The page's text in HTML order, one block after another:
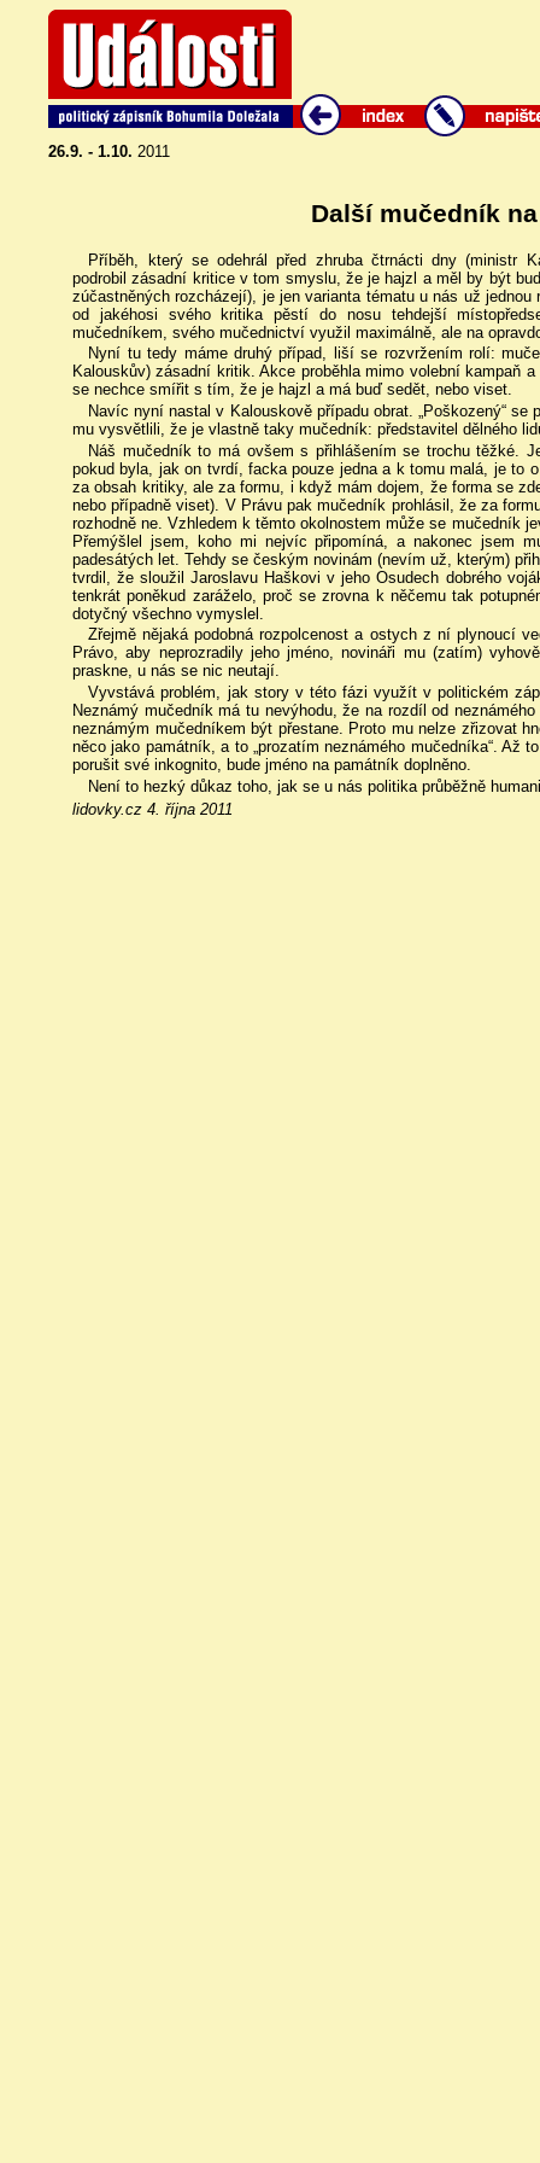
26.9. - 1.10. 2011
Další mučedník
Příběh, který se odehrál před zhruba čtrnácti dny (ministr
podrobil zásadní kritice v tom smyslu, že je hajzl a měl by být
zúčastněných rozcházejí), je jen varianta tématu u nás už
od jakéhosi svého kritika pěstí do nosu tehdejší
mučedníkem, svého mučednictví využil maximálně, ale na
Nyní tu tedy máme druhý případ, liší se rozvržením rolí:
Kalouskův) zásadní kritik. Akce proběhla mimo volební kampaň
se nechce smířit s tím, že je hajzl a má buď sedět, nebo viset.
Navíc nyní nastal v Kalouskově případu obrat. „Poškozený“
mu vysvětlili, že je vlastně taky mučedník: představitel dělného
Náš mučedník to má ovšem s přihlášením se trochu těžké.
pokud byla, jak on tvrdí, facka pouze jedna a k tomu malá, je to
za obsah kritiky, ale za formu, i když mám dojem, že forma se
nebo případně viset). V Právu pak mučedník prohlásil, že za
rozhodně ne. Vzhledem k těmto okolnostem může se mučedník
Přemýšlel jsem, koho mi nejvíc připomíná, a nakonec jsem
padesátých let. Tehdy se českým novinám (nevím už, kterým)
tvrdil, že sloužil Jaroslavu Haškovi v jeho Osudech dobrého
tenkrát poněkud zaráželo, proč se zrovna k něčemu tak
dotyčný všechno vymyslel.
Zřejmě nějaká podobná rozpolcenost a ostych z ní plynoucí
Právo, aby neprozradily jeho jméno, novináři mu (zatím)
praskne, u nás se nic neutají.
Vyvstává problém, jak story v této fázi využít v politickém
Neznámý mučedník má tu nevýhodu, že na rozdíl od
neznámým mučedníkem být přestane. Proto mu nelze zřizovat
něco jako památník, a to „prozatím neznámého mučedníka“. Až
porušit své inkognito, bude jméno na památník doplněno.
Není to hezký důkaz toho, jak se u nás politika průběžně
lidovky.cz 4. října 2011